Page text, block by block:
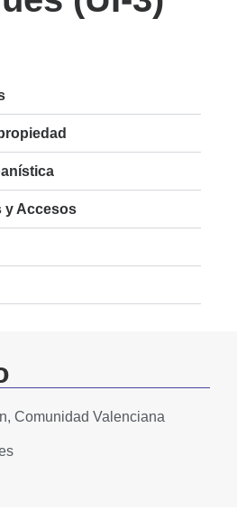
y Accesos
Comunidad Valenciana